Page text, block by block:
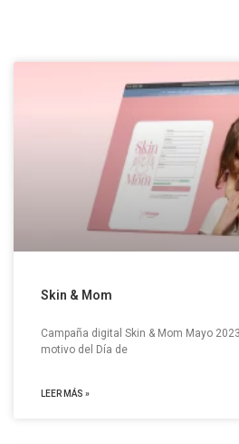
Skin & Mom
Campaña digital Skin & Mom Mayo
motivo del Día de
LEER MÁS »